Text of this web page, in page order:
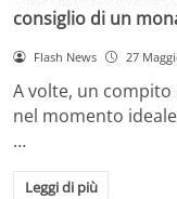
consiglio di un
Flash News 27
A volte, un
nel momento
…
Leggi di più